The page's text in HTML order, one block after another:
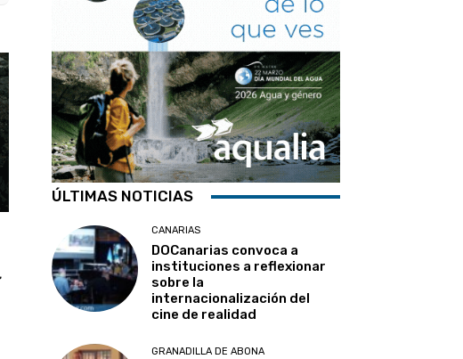
ÚLTIMAS NOTICIAS
CANARIAS
DOCanarias convoca a
instituciones a reflexionar
sobre la
internacionalización del
cine de realidad
GRANADILLA DE ABONA